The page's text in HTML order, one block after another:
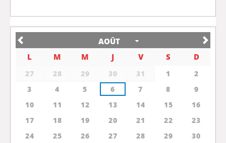
AOÛT
L
M M J V S D
27 28 29 30 31 1
2
3
4 5 6 7 8
9
10
11 12 13 14 15
16
17
18 19 20 21 22
23
24
25 26 27 28 29
30